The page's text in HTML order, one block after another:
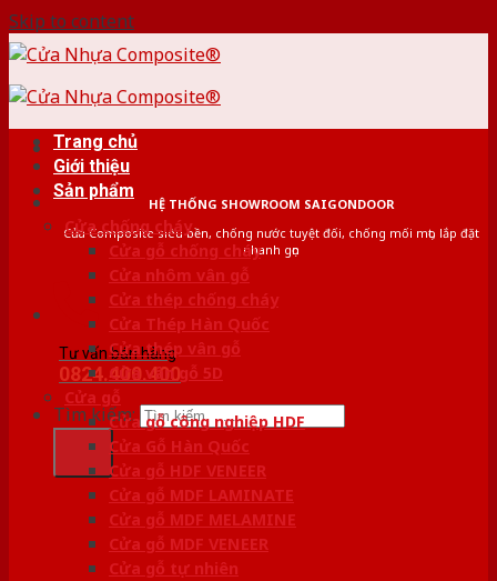
Skip to content
HỆ THỐNG SHOWROOM SAIGONDOOR
Cửa Composite siêu bền, chống nước tuyệt đối, chống mối mọt, lắp đặt
nhanh gọn
Tư vấn bán hàng
0824.400.400
Tìm kiếm:
Trang chủ
Giới thiệu
Sản phẩm
Cửa chống cháy
Cửa gỗ chống cháy
Cửa nhôm vân gỗ
Cửa thép chống cháy
Cửa Thép Hàn Quốc
Cửa thép vân gỗ
Cửa vân gỗ 5D
Cửa gỗ
Cửa gỗ công nghiệp HDF
Cửa Gỗ Hàn Quốc
Cửa gỗ HDF VENEER
Cửa gỗ MDF LAMINATE
Cửa gỗ MDF MELAMINE
Cửa gỗ MDF VENEER
Cửa gỗ tự nhiên